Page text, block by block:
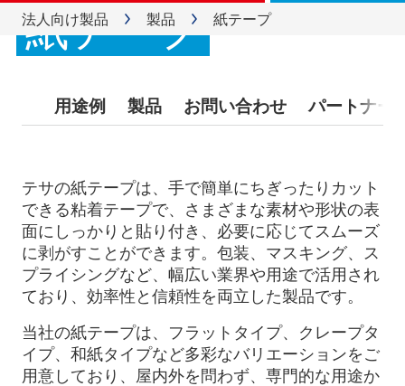
法人向け製品 製品 紙テープ
紙テープ
用途例 製品 お問い合わせ パートナー
テサの紙テープは、手で簡単にちぎったりカット
できる粘着テープで、さまざまな素材や形状の表
面にしっかりと貼り付き、必要に応じてスムーズ
に剥がすことができます。包装、マスキング、ス
プライシングなど、幅広い業界や用途で活用され
ており、効率性と信頼性を両立した製品です。
当社の紙テープは、フラットタイプ、クレープタ
イプ、和紙タイプなど多彩なバリエーションをご
用意しており、屋内外を問わず、専門的な用途か